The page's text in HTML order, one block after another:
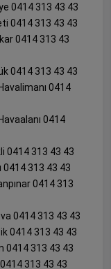
0414 313 43 43
0414 313 43 43
0414 313 43
0414 313 43 43
0414
0414
0414 313 43 43
0414 313 43 43
0414 313
0414 313 43 43
0414 313 43 43
0414 313 43 43
313 43 43